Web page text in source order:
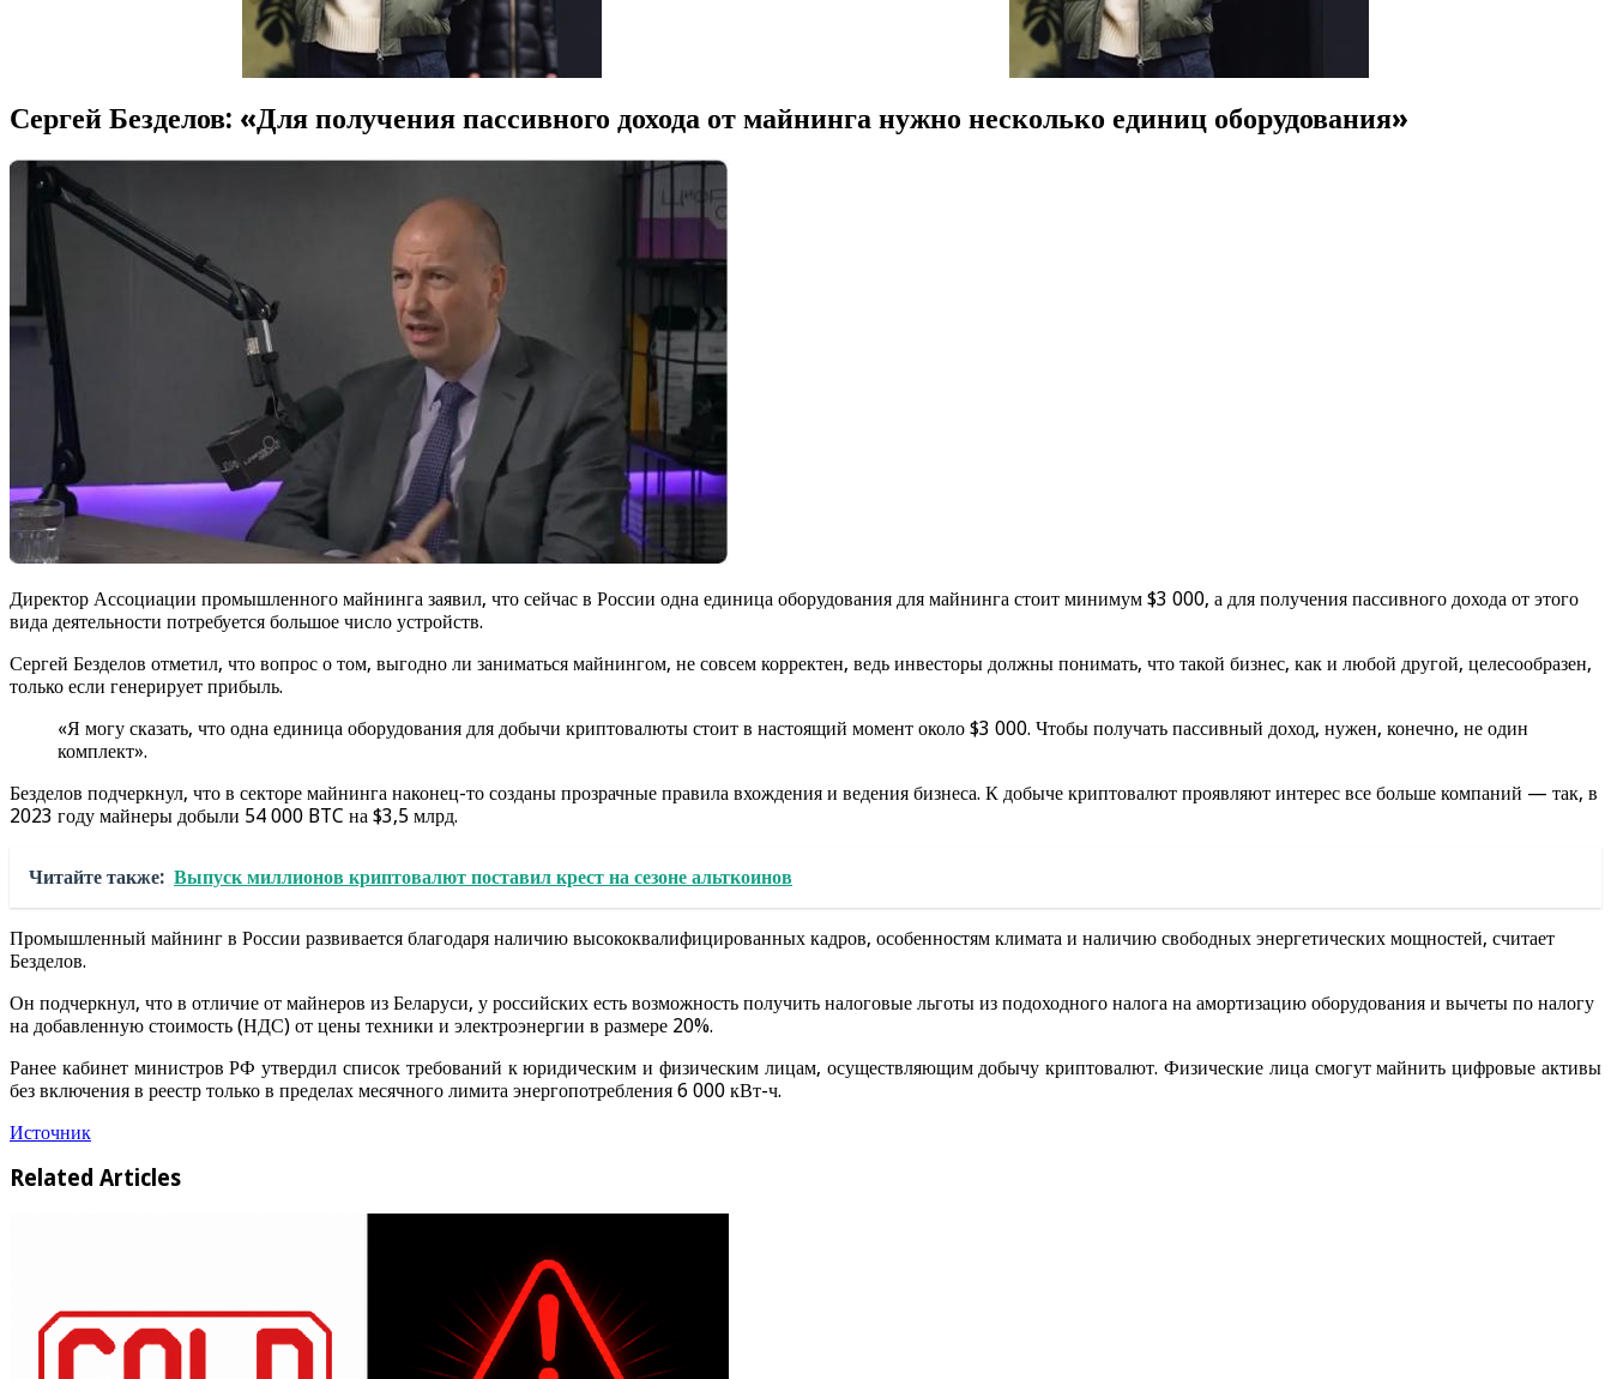
Сергей Безделов: «Для получения пассивного дохода от майнинга нужно несколько единиц оборудования»
Директор Ассоциации промышленного майнинга заявил, что сейчас в России одна единица оборудования для майнинга стоит минимум $3 000, а для получения пассивного дохода от этого
вида деятельности потребуется большое число устройств.
Сергей Безделов отметил, что вопрос о том, выгодно ли заниматься майнингом, не совсем корректен, ведь инвесторы должны понимать, что такой бизнес, как и любой другой, целесообразен,
только если генерирует прибыль.
«Я могу сказать, что одна единица оборудования для добычи криптовалюты стоит в настоящий момент около $3 000. Чтобы получать пассивный доход, нужен, конечно, не один
комплект».
Безделов подчеркнул, что в секторе майнинга наконец-то созданы прозрачные правила вхождения и ведения бизнеса. К добыче криптовалют проявляют интерес все больше компаний — так, в
2023 году майнеры добыли 54 000 BTC на $3,5 млрд.
Читайте также: Выпуск миллионов криптовалют поставил крест на сезоне альткоинов
Промышленный майнинг в России развивается благодаря наличию высококвалифицированных кадров, особенностям климата и наличию свободных энергетических мощностей, считает
Безделов.
Он подчеркнул, что в отличие от майнеров из Беларуси, у российских есть возможность получить налоговые льготы из подоходного налога на амортизацию оборудования и вычеты по налогу
на добавленную стоимость (НДС) от цены техники и электроэнергии в размере 20%.
Ранее кабинет министров РФ утвердил список требований к юридическим и физическим лицам, осуществляющим добычу криптовалют. Физические лица смогут майнить цифровые активы
без включения в реестр только в пределах месячного лимита энергопотребления 6 000 кВт-ч.
Источник
Related Articles